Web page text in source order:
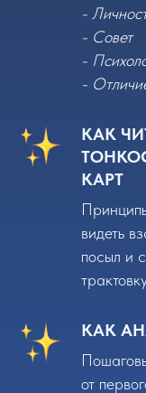
-
- Совет
-
-
КАК
КАРТ
видеть
посыл и
КАК
от